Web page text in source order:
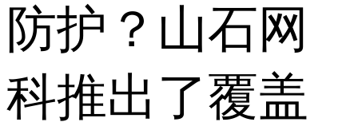
防护？山石网
科推出了覆盖